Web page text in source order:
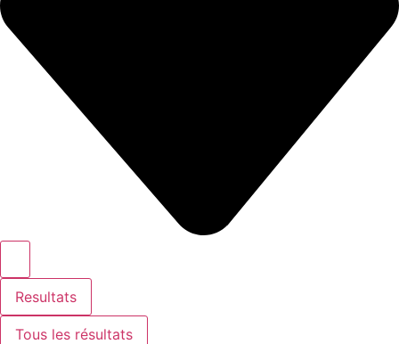
Resultats
Tous les résultats